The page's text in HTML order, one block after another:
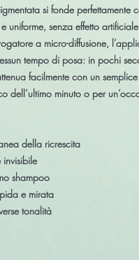
si fonde perfettamente
uniforme, senza effetto
a micro-diffusione,
tempo di posa: in pochi
facilmente con un
dell’ultimo minuto o per
della ricrescita
invisibile
shampoo
e mirata
tonalità